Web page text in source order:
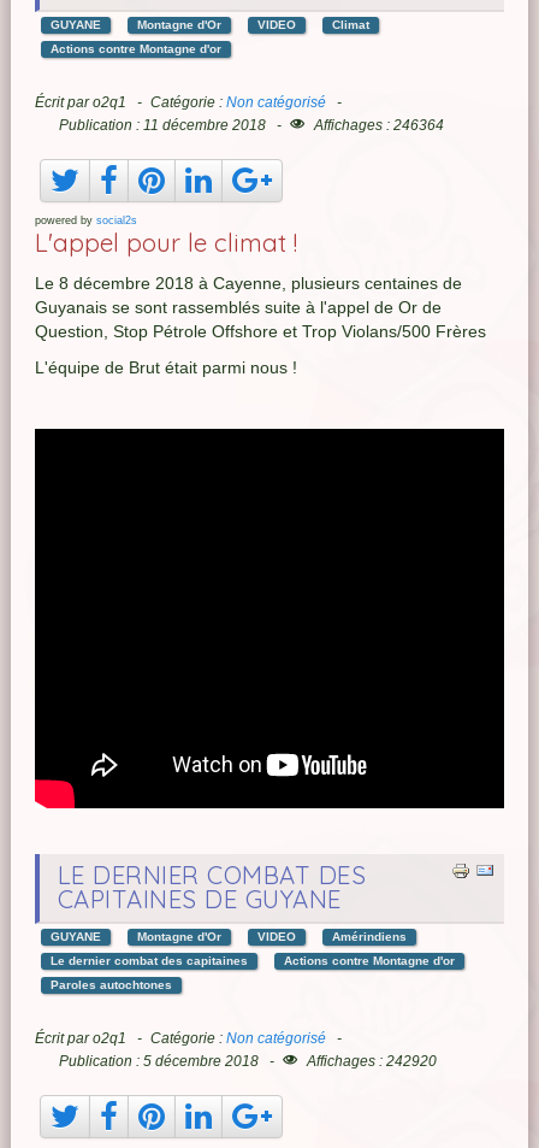
GUYANE Montagne d'Or VIDEO
Climat
Actions contre Montagne d'or
Écrit paro2q1 Catégorie : Non catégorisé
Publication : 11 décembre 2018
Affichages : 246364
powered by social2s
L'appel pour le climat !
Le 8 décembre 2018 à Cayenne, plusieurs centaines de
Guyanais se sont rassemblés suite à l'appel de Or de
Question, Stop Pétrole Offshore et Trop Violans/500 Frères
L'équipe de Brut était parmi nous !
LE DERNIER COMBAT DES
CAPITAINES DE GUYANE
GUYANE Montagne d'Or VIDEO
Amérindiens
Le dernier combat des capitaines
Actions contre Montagne d'or
Paroles autochtones
Écrit paro2q1 Catégorie : Non catégorisé
Publication : 5 décembre 2018
Affichages : 242920